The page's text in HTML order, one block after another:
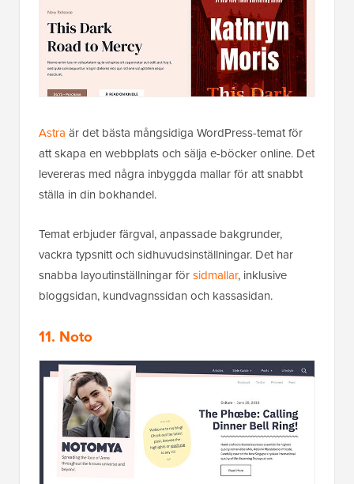
Astra är det bästa mångsidiga WordPress-temat för
att skapa en webbplats och sälja e-böcker online. Det
levereras med några inbyggda mallar för att snabbt
ställa in din bokhandel.
Temat erbjuder färgval, anpassade bakgrunder,
vackra typsnitt och sidhuvudsinställningar. Det har
snabba layoutinställningar försidmallar, inklusive
bloggsidan, kundvagnssidan och kassasidan.
11. Noto